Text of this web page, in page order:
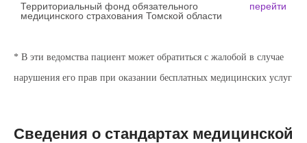
Территориальный фонд обязательного
медицинского страхования Томской области
перейти
* В эти ведомства пациент может обратиться с жалобой в случае
нарушения его прав при оказании бесплатных медицинских услуг
Сведения о стандартах медицинской